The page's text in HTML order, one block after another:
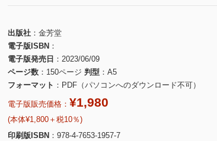
出版社
金芳堂
電子版ISBN
電子版発売日
2023/06/09
ページ数
150ページ 判型
A5
フォーマット
PDF（パソコンへのダウンロード不可）
電子版販売価格： ¥1,980
(本体¥1,800＋税10％)
印刷版ISBN
978-4-7653-1957-7